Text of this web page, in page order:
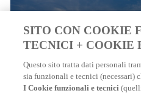
SITO CON COOKIE
TECNICI + COOKIE
Questo sito tratta dati personali
sia funzionali e tecnici (necessari)
I Cookie funzionali e tecnici